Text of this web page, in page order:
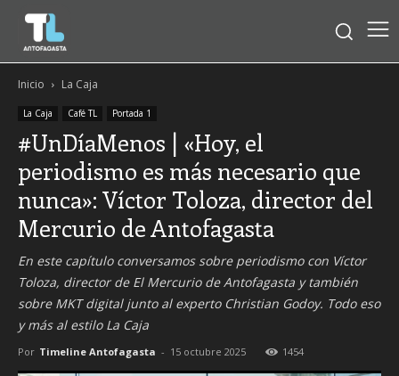
Inicio La Caja
La Caja Café TL Portada 1
#UnDíaMenos | «Hoy, el
periodismo es más necesario que
nunca»: Víctor Toloza, director del
Mercurio de Antofagasta
En este capítulo conversamos sobre periodismo con Víctor
Toloza, director de El Mercurio de Antofagasta y también
sobre MKT digital junto al experto Christian Godoy. Todo eso
y más al estilo La Caja
Por Timeline Antofagasta - 15 octubre 2025 1454